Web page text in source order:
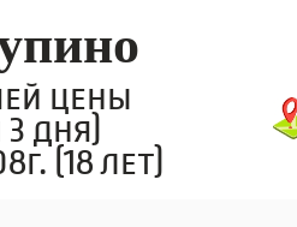
цены
дня)
(18 лет)